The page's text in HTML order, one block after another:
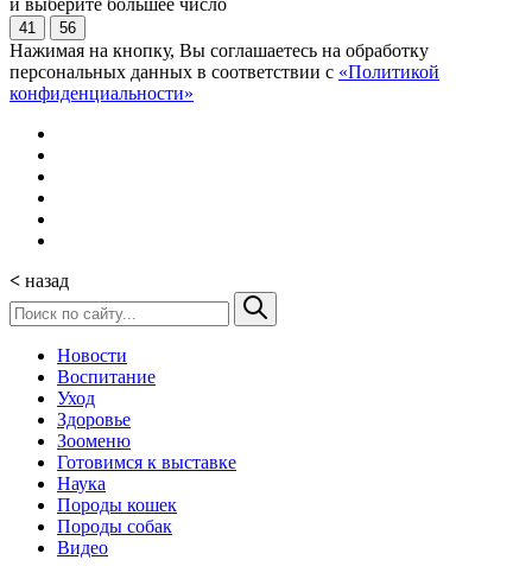
41 56
Нажимая на кнопку, Вы соглашаетесь на обработку
персональных данных в соответствии с «Политикой
конфиденциальности»
< назад
Новости
Воспитание
Уход
Здоровье
Зооменю
Готовимся к выставке
Наука
Породы кошек
Породы собак
Видео